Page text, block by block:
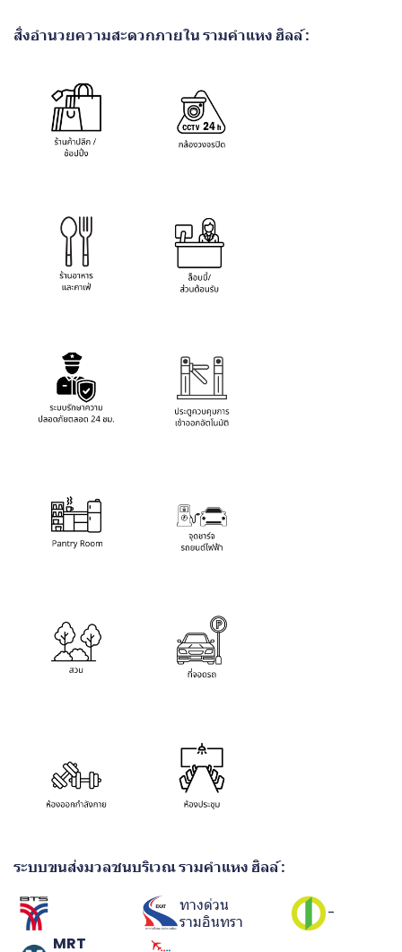
สิ่งอำนวยความสะดวกภายใน รามคำแหง ฮิลล์ :
ระบบขนส่งมวลชนบริเวณ รามคำแหง ฮิลล์ :
ทางด่วน
รามอินทรา
-
MRT